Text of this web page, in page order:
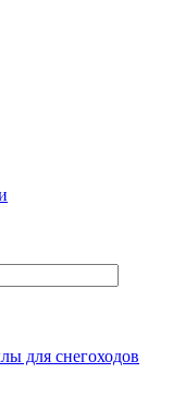
для снегоходов